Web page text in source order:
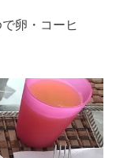
卵・コーヒ